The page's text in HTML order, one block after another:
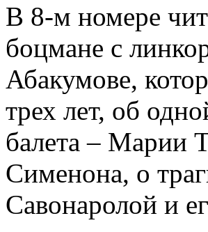
В 8-м номере
боцмане с
Абакумове,
трех лет, об
балета – Марии
Сименона, о
Савонаролой и